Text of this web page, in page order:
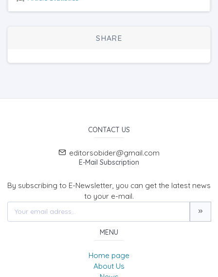
SHARE
CONTACT US
editorsobider@gmail.com
E-Mail Subscription
By subscribing to E-Newsletter, you can get the latest news
to your e-mail.
MENU
Home page
About Us